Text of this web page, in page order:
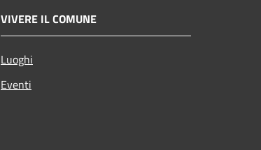
VIVERE IL COMUNE
Luoghi
Eventi